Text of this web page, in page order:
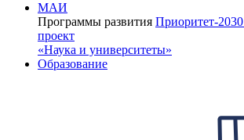
МАИ
Программы развития Приоритет-2030
проект
«Наука и университеты»
Образование